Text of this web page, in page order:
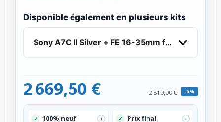
Disponible également en plusieurs kits
Sony A7C II Silver + FE 16-35mm f/2.8 GM -
2 669,50 € 2 810,00 € -5%
✓ 100% neuf i ✓ Prix final i